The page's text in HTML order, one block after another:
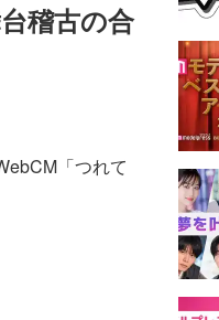
稽古の合
「つれて